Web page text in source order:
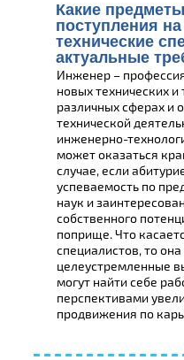
Какие
поступления
технические
актуальные
Инженер –
новых технических
различных сферах и
технической
инженерно-
может оказаться
случае, если
успеваемость по
наук и
собственного
поприще. Что
специалистов, то
целеустремленные
могут найти себе
перспективами
продвижения по